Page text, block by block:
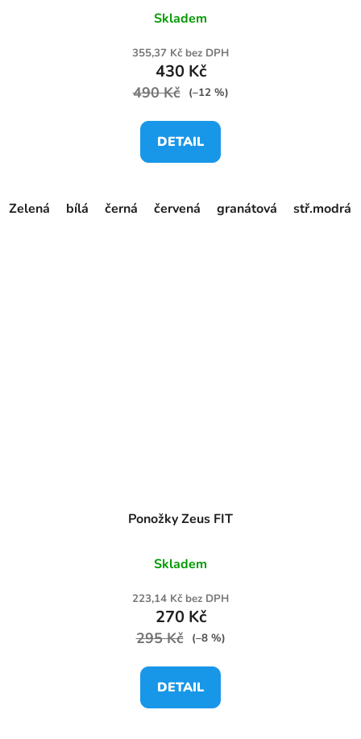
Skladem
355,37 Kč bez DPH
430 Kč
490 Kč (–12 %)
DETAIL
Zelená bílá černá červená granátová stř.modrá
Ponožky Zeus FIT
Skladem
223,14 Kč bez DPH
270 Kč
295 Kč (–8 %)
DETAIL